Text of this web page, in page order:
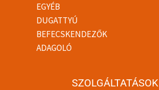
EGYÉB
DUGATTYÚ
BEFECSKENDEZŐK
ADAGOLÓ
SZOLGÁLTATÁSOK